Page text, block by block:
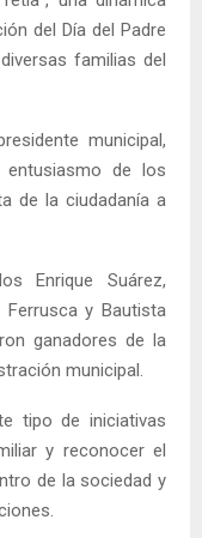
del Día del Padre
familias del
municipal,
de los
de la ciudadanía a
Enrique Suárez,
Ferrusca y Bautista
ganadores de la
municipal.
tipo de iniciativas
y reconocer el
de la sociedad y